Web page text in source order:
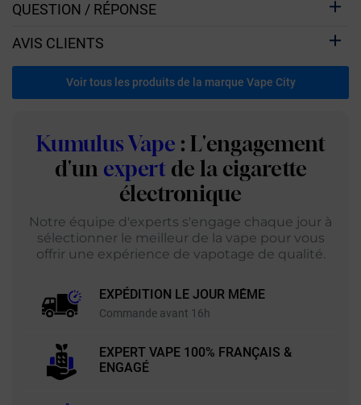
QUESTION / RÉPONSE
AVIS CLIENTS
Voir tous les produits de la marque Vape City
Kumulus Vape : L'engagement
d'un expert de la cigarette
électronique
Notre équipe d'experts s'engage chaque jour à
sélectionner le meilleur de la vape pour vous
offrir une expérience de vapotage de qualité.
EXPÉDITION LE JOUR MÊME
Commande avant 16h
EXPERT VAPE 100% FRANÇAIS &
ENGAGÉ